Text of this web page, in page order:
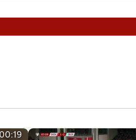
00:19